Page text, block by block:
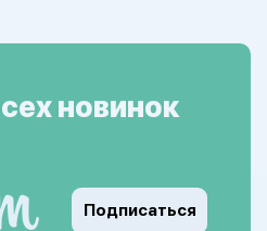
новинок
Подписаться